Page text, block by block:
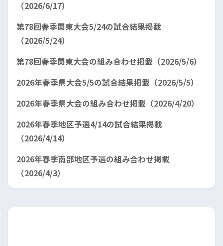
（2026/6/17）
第78回春季関東大会5/24の試合結果掲載
（2026/5/24）
第78回春季関東大会の組み合わせ掲載（2026/5/6）
2026年春季県大会5/5の試合結果掲載（2026/5/5）
2026年春季県大会の組み合わせ掲載（2026/4/20）
2026年春季地区予選4/14の試合結果掲載
（2026/4/14）
2026年春季南部地区予選の組み合わせ掲載
（2026/4/3）